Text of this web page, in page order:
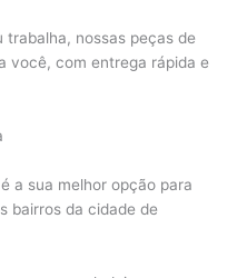
nossas peças de
você, com entrega rápida e
a sua melhor opção para
bairros da cidade de